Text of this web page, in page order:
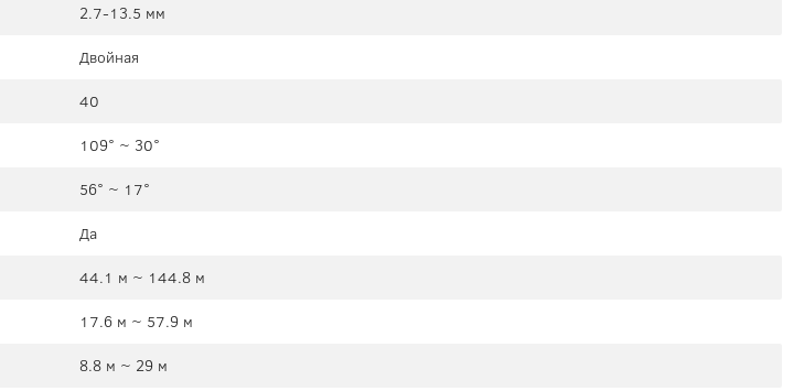
2.7-13.5 мм
Двойная
40
109° ~ 30°
56° ~ 17°
Да
44.1 м ~ 144.8 м
17.6 м ~ 57.9 м
8.8 м ~ 29 м